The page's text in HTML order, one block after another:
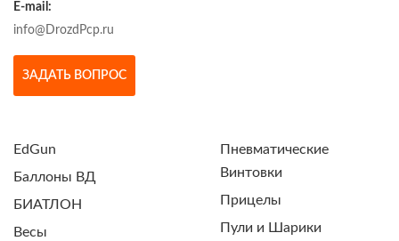
E-mail:
info@DrozdPcp.ru
ЗАДАТЬ ВОПРОС
EdGun
Баллоны ВД
БИАТЛОН
Весы
Пневматические
Винтовки
Прицелы
Пули и Шарики